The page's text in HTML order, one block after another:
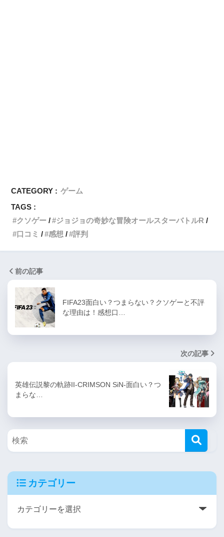
CATEGORY : ゲーム
TAGS :
クソゲー
ジョジョの奇妙な冒険オールスターバトルR
口コミ
感想 評判
前の記事
FIFA23面白い？つまらない？クソゲーと不評
な理由は！感想口…
次の記事
英雄伝説黎の軌跡II-CRIMSON SiN-面白い？つ
まらな…
カテゴリー